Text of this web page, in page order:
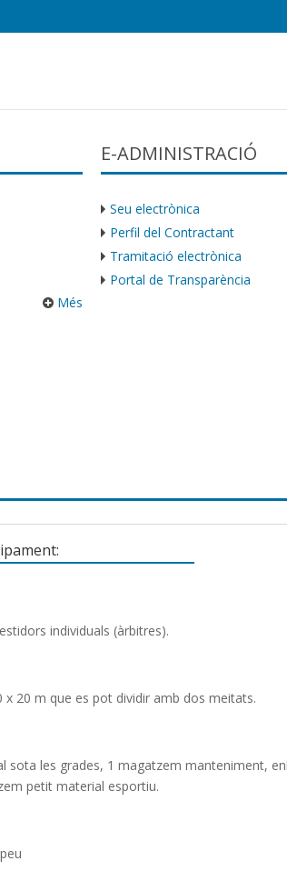
Més
E-ADMINISTRACIÓ
Seu electrònica
Perfil del Contractant
Tramitació electrònica
Portal de Transparència
individuals (àrbitres).
x 20 m que es pot dividir amb dos meitats.
sota les grades, 1 magatzem manteniment,
petit material esportiu.